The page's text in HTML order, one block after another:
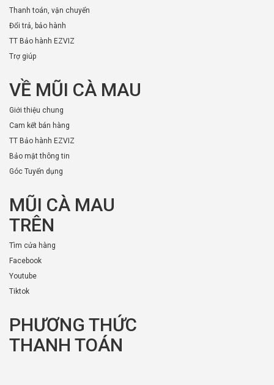
Thanh toán, vận chuyển
Đổi trả, bảo hành
TT Bảo hành EZVIZ
Trợ giúp
VỀ MŨI CÀ MAU
Giới thiệu chung
Cam kết bán hàng
TT Bảo hành EZVIZ
Bảo mật thông tin
Góc Tuyển dụng
MŨI CÀ MAU
TRÊN
Tìm cửa hàng
Facebook
Youtube
Tiktok
PHƯƠNG THỨC
THANH TOÁN